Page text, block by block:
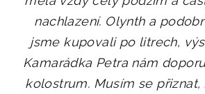
nachlazení. Olynth a
jsme kupovali po litrech,
Kamarádka Petra nám
kolostrum. Musím se